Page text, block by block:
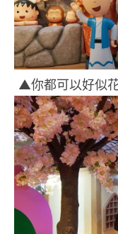
▲你都可以好似